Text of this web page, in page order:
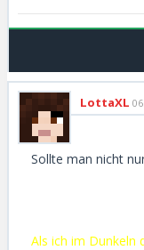
LottaXL
Sollte man nicht
Als ich im Dunkeln